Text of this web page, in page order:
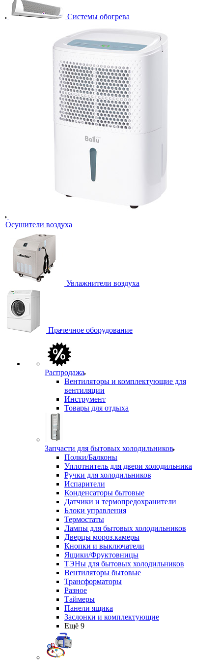
Системы обогрева
Осушители воздуха
Увлажнители воздуха
Прачечное оборудование
Распродажа
Вентиляторы и комплектующие для
вентиляции
Инструмент
Товары для отдыха
Запчасти для бытовых холодильников
Полки/Балконы
Уплотнитель для двери холодильника
Ручки для холодильников
Испарители
Конденсаторы бытовые
Датчики и термопредохранители
Блоки управления
Термостаты
Лампы для бытовых холодильников
Дверцы мороз.камеры
Кнопки и выключатели
Ящики/Фруктовницы
ТЭНы для бытовых холодильников
Вентиляторы бытовые
Трансформаторы
Разное
Таймеры
Панели ящика
Заслонки и комплектующие
Ещё 9